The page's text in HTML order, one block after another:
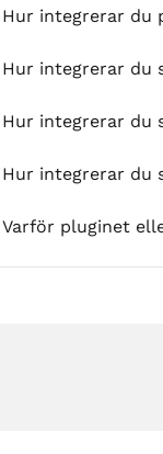
Hur integrerar du
Hur integrerar du
Hur integrerar du
Hur integrerar du
Varför pluginet